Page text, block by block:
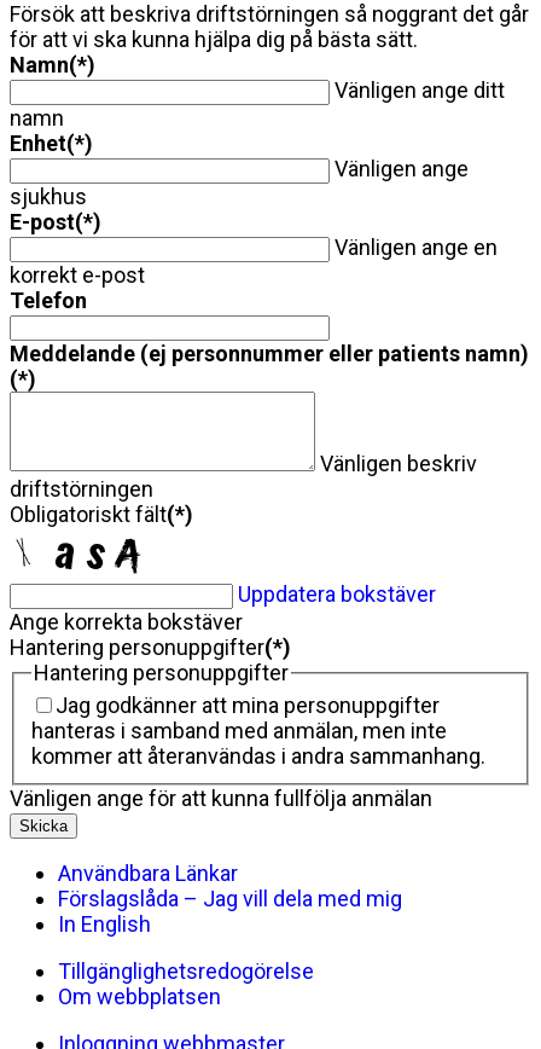
Försök att beskriva driftstörningen så noggrant det går
för att vi ska kunna hjälpa dig på bästa sätt.
Namn(*)
Vänligen ange ditt
namn
Enhet(*)
Vänligen ange
sjukhus
E-post(*)
Vänligen ange en
korrekt e-post
Telefon
Meddelande (ej personnummer eller patients namn)
(*)
Vänligen beskriv
driftstörningen
Obligatoriskt fält(*)
Uppdatera bokstäver
Ange korrekta bokstäver
Hantering personuppgifter(*)
Hantering personuppgifter
Jag godkänner att mina personuppgifter
hanteras i samband med anmälan, men inte
kommer att återanvändas i andra sammanhang.
Vänligen ange för att kunna fullfölja anmälan
Skicka
Användbara Länkar
Förslagslåda – Jag vill dela med mig
In English
Tillgänglighetsredogörelse
Om webbplatsen
Inloggning webbmaster